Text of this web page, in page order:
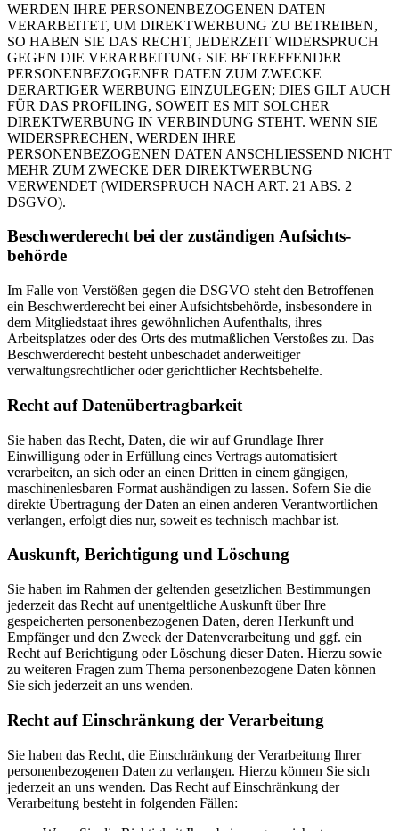
WERDEN IHRE PERSONENBEZOGENEN DATEN
VERARBEITET, UM DIREKTWERBUNG ZU BETREIBEN,
SO HABEN SIE DAS RECHT, JEDERZEIT WIDERSPRUCH
GEGEN DIE VERARBEITUNG SIE BETREFFENDER
PERSONENBEZOGENER DATEN ZUM ZWECKE
DERARTIGER WERBUNG EINZULEGEN; DIES GILT AUCH
FÜR DAS PROFILING, SOWEIT ES MIT SOLCHER
DIREKTWERBUNG IN VERBINDUNG STEHT. WENN SIE
WIDERSPRECHEN, WERDEN IHRE
PERSONENBEZOGENEN DATEN ANSCHLIESSEND NICHT
MEHR ZUM ZWECKE DER DIREKTWERBUNG
VERWENDET (WIDERSPRUCH NACH ART. 21 ABS. 2
DSGVO).
Beschwerde­recht bei der zuständigen Aufsichts­
behörde
Im Falle von Verstößen gegen die DSGVO steht den Betroffenen
ein Beschwerderecht bei einer Aufsichtsbehörde, insbesondere in
dem Mitgliedstaat ihres gewöhnlichen Aufenthalts, ihres
Arbeitsplatzes oder des Orts des mutmaßlichen Verstoßes zu. Das
Beschwerderecht besteht unbeschadet anderweitiger
verwaltungsrechtlicher oder gerichtlicher Rechtsbehelfe.
Recht auf Daten­übertrag­barkeit
Sie haben das Recht, Daten, die wir auf Grundlage Ihrer
Einwilligung oder in Erfüllung eines Vertrags automatisiert
verarbeiten, an sich oder an einen Dritten in einem gängigen,
maschinenlesbaren Format aushändigen zu lassen. Sofern Sie die
direkte Übertragung der Daten an einen anderen Verantwortlichen
verlangen, erfolgt dies nur, soweit es technisch machbar ist.
Auskunft, Berichtigung und Löschung
Sie haben im Rahmen der geltenden gesetzlichen Bestimmungen
jederzeit das Recht auf unentgeltliche Auskunft über Ihre
gespeicherten personenbezogenen Daten, deren Herkunft und
Empfänger und den Zweck der Datenverarbeitung und ggf. ein
Recht auf Berichtigung oder Löschung dieser Daten. Hierzu sowie
zu weiteren Fragen zum Thema personenbezogene Daten können
Sie sich jederzeit an uns wenden.
Recht auf Einschränkung der Verarbeitung
Sie haben das Recht, die Einschränkung der Verarbeitung Ihrer
personenbezogenen Daten zu verlangen. Hierzu können Sie sich
jederzeit an uns wenden. Das Recht auf Einschränkung der
Verarbeitung besteht in folgenden Fällen: